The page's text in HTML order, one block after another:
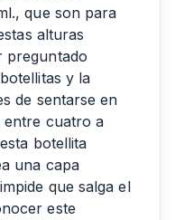
que son para
alturas
preguntado
y la
de sentarse en
entre cuatro a
botellita
una capa
que salga el
este